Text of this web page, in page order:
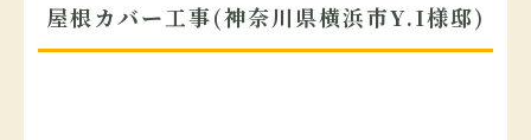
屋根カバー工事(神奈川県横浜市Y.I様邸)